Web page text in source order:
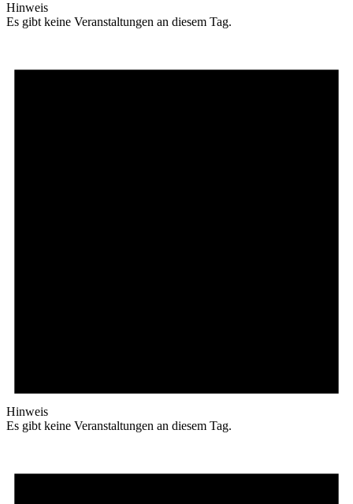
Hinweis
Es gibt keine Veranstaltungen an diesem Tag.
Hinweis
Es gibt keine Veranstaltungen an diesem Tag.